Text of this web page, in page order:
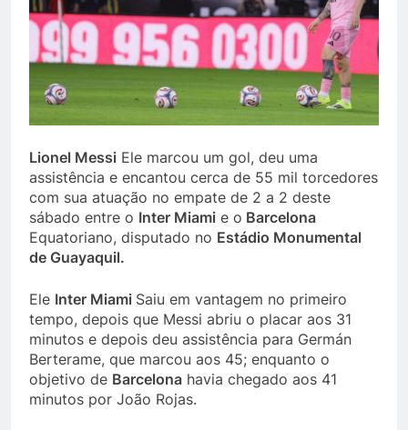
Lionel Messi Ele marcou um gol, deu uma
assistência e encantou cerca de 55 mil torcedores
com sua atuação no empate de 2 a 2 deste
sábado entre o Inter Miami e o Barcelona
Equatoriano, disputado no Estádio Monumental
de Guayaquil.
Ele Inter Miami Saiu em vantagem no primeiro
tempo, depois que Messi abriu o placar aos 31
minutos e depois deu assistência para Germán
Berterame, que marcou aos 45; enquanto o
objetivo de Barcelona havia chegado aos 41
minutos por João Rojas.